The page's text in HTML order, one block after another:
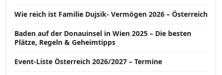
Wie reich ist Familie Dujsik- Vermögen 2026 – Österreich
Baden auf der Donauinsel in Wien 2025 – Die besten
Plätze, Regeln & Geheimtipps
Event-Liste Österreich 2026/2027 – Termine